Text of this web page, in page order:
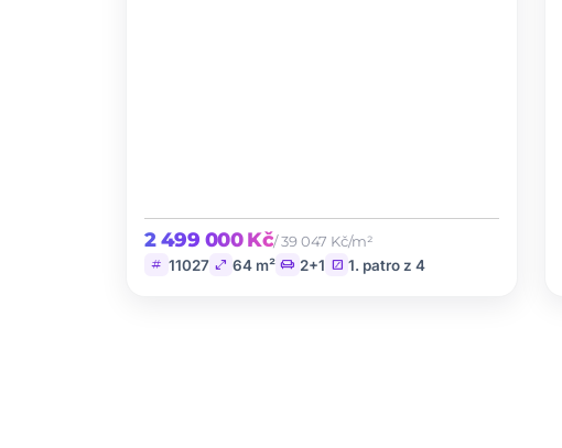
2 499 000 Kč/ 39 047 Kč/m²
tag 11027 open_in_full 64 m² chair 2+1 stairs 1. patro z 4